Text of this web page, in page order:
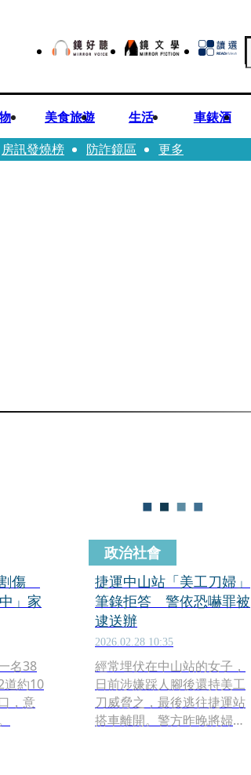
美食旅遊 生活 車錶酒
房訊發燒榜 防詐鏡區 更多
傷
」家
名38
道約10
，意
政治社會
捷運中山站「美工刀婦」
筆錄拒答 警依恐嚇罪被
逮送辦
2026.02.28 10:35
經常埋伏在中山站的女子，
日前涉嫌踩人腳後還持美工
刀威脅之，最後逃往捷運站
搭車離開。警方昨晚將婦人